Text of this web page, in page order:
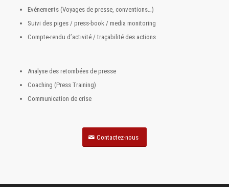
Evénements (Voyages de presse, conventions…)
Suivi des piges / press-book / media monitoring
Compte-rendu d’activité / traçabilité des actions
Analyse des retombées de presse
Coaching (Press Training)
Communication de crise
Contactez-nous